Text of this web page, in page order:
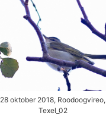
28 oktober 2018, Roodoogvireo,
Texel_02